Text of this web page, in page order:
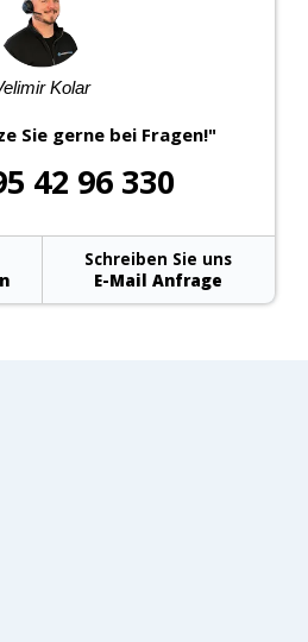
Kolar
Sie gerne bei Fragen!"
42 96 330
Schreiben Sie uns
E-Mail Anfrage